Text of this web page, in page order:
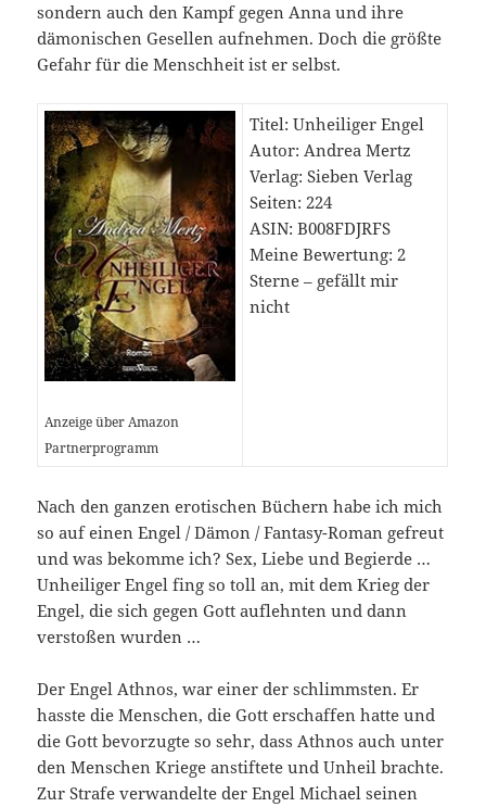
sondern auch den Kampf gegen Anna und ihre
dämonischen Gesellen aufnehmen. Doch die größte
Gefahr für die Menschheit ist er selbst.
Anzeige über Amazon
Partnerprogramm
Titel: Unheiliger Engel
Autor: Andrea Mertz
Verlag: Sieben Verlag
Seiten: 224
ASIN: B008FDJRFS
Meine Bewertung: 2
Sterne – gefällt mir
nicht
Nach den ganzen erotischen Büchern habe ich mich
so auf einen Engel / Dämon / Fantasy-Roman gefreut
und was bekomme ich? Sex, Liebe und Begierde …
Unheiliger Engel fing so toll an, mit dem Krieg der
Engel, die sich gegen Gott auflehnten und dann
verstoßen wurden …
Der Engel Athnos, war einer der schlimmsten. Er
hasste die Menschen, die Gott erschaffen hatte und
die Gott bevorzugte so sehr, dass Athnos auch unter
den Menschen Kriege anstiftete und Unheil brachte.
Zur Strafe verwandelte der Engel Michael seinen